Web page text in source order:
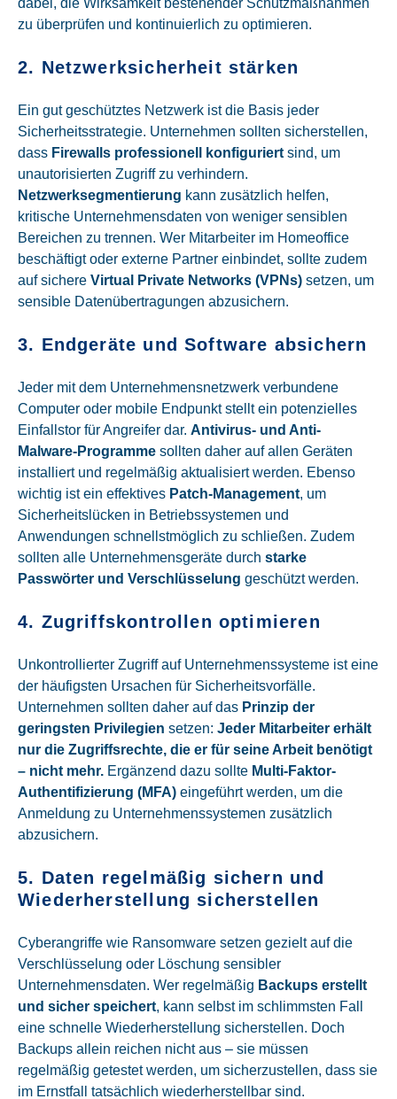
dabei, die Wirksamkeit bestehender Schutzmaßnahmen
zu überprüfen und kontinuierlich zu optimieren.
2. Netzwerksicherheit stärken
Ein gut geschütztes Netzwerk ist die Basis jeder
Sicherheitsstrategie. Unternehmen sollten sicherstellen,
dass Firewalls professionell konfiguriert sind, um
unautorisierten Zugriff zu verhindern.
Netzwerksegmentierung kann zusätzlich helfen,
kritische Unternehmensdaten von weniger sensiblen
Bereichen zu trennen. Wer Mitarbeiter im Homeoffice
beschäftigt oder externe Partner einbindet, sollte zudem
auf sichere Virtual Private Networks (VPNs) setzen, um
sensible Datenübertragungen abzusichern.
3. Endgeräte und Software absichern
Jeder mit dem Unternehmensnetzwerk verbundene
Computer oder mobile Endpunkt stellt ein potenzielles
Einfallstor für Angreifer dar. Antivirus- und Anti-
Malware-Programme sollten daher auf allen Geräten
installiert und regelmäßig aktualisiert werden. Ebenso
wichtig ist ein effektives Patch-Management, um
Sicherheitslücken in Betriebssystemen und
Anwendungen schnellstmöglich zu schließen. Zudem
sollten alle Unternehmensgeräte durch starke
Passwörter und Verschlüsselung geschützt werden.
4. Zugriffskontrollen optimieren
Unkontrollierter Zugriff auf Unternehmenssysteme ist eine
der häufigsten Ursachen für Sicherheitsvorfälle.
Unternehmen sollten daher auf das Prinzip der
geringsten Privilegien setzen: Jeder Mitarbeiter erhält
nur die Zugriffsrechte, die er für seine Arbeit benötigt
– nicht mehr. Ergänzend dazu sollte Multi-Faktor-
Authentifizierung (MFA) eingeführt werden, um die
Anmeldung zu Unternehmenssystemen zusätzlich
abzusichern.
5. Daten regelmäßig sichern und
Wiederherstellung sicherstellen
Cyberangriffe wie Ransomware setzen gezielt auf die
Verschlüsselung oder Löschung sensibler
Unternehmensdaten. Wer regelmäßig Backups erstellt
und sicher speichert, kann selbst im schlimmsten Fall
eine schnelle Wiederherstellung sicherstellen. Doch
Backups allein reichen nicht aus – sie müssen
regelmäßig getestet werden, um sicherzustellen, dass sie
im Ernstfall tatsächlich wiederherstellbar sind.